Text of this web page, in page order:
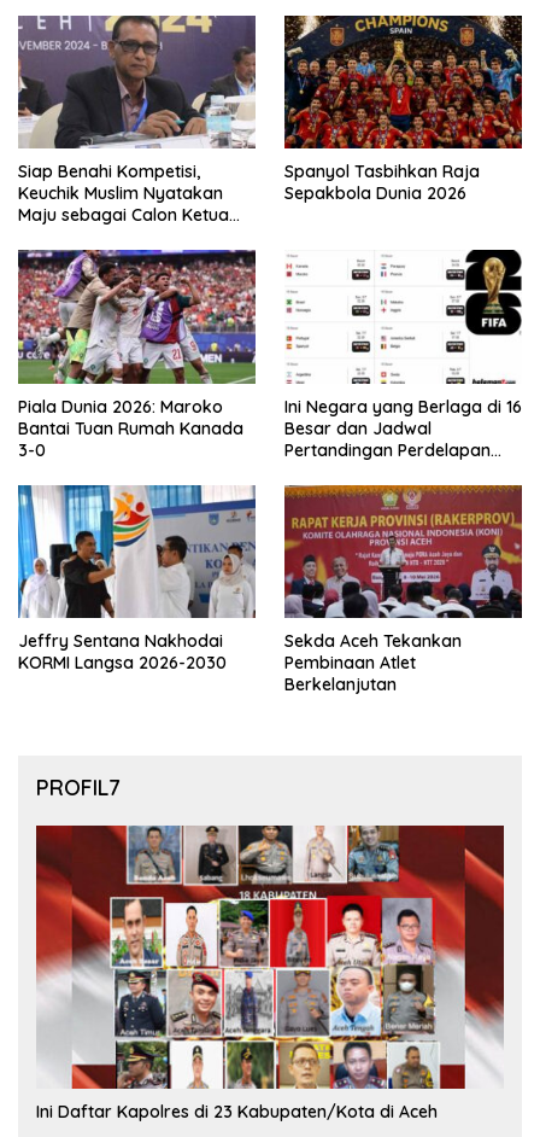
Siap Benahi Kompetisi,
Keuchik Muslim Nyatakan
Maju sebagai Calon Ketua
Spanyol Tasbihkan Raja
Sepakbola Dunia 2026
Piala Dunia 2026: Maroko
Bantai Tuan Rumah Kanada
3-0
Ini Negara yang Berlaga di 16
Besar dan Jadwal
Pertandingan Perdelapan
Jeffry Sentana Nakhodai
KORMI Langsa 2026-2030
Sekda Aceh Tekankan
Pembinaan Atlet
Berkelanjutan
PROFIL7
Ini Daftar Kapolres di 23 Kabupaten/Kota di Aceh